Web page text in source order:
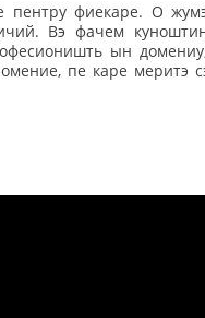
пентру фиекаре. О
Вэ фачем
ын
пе каре меритэ